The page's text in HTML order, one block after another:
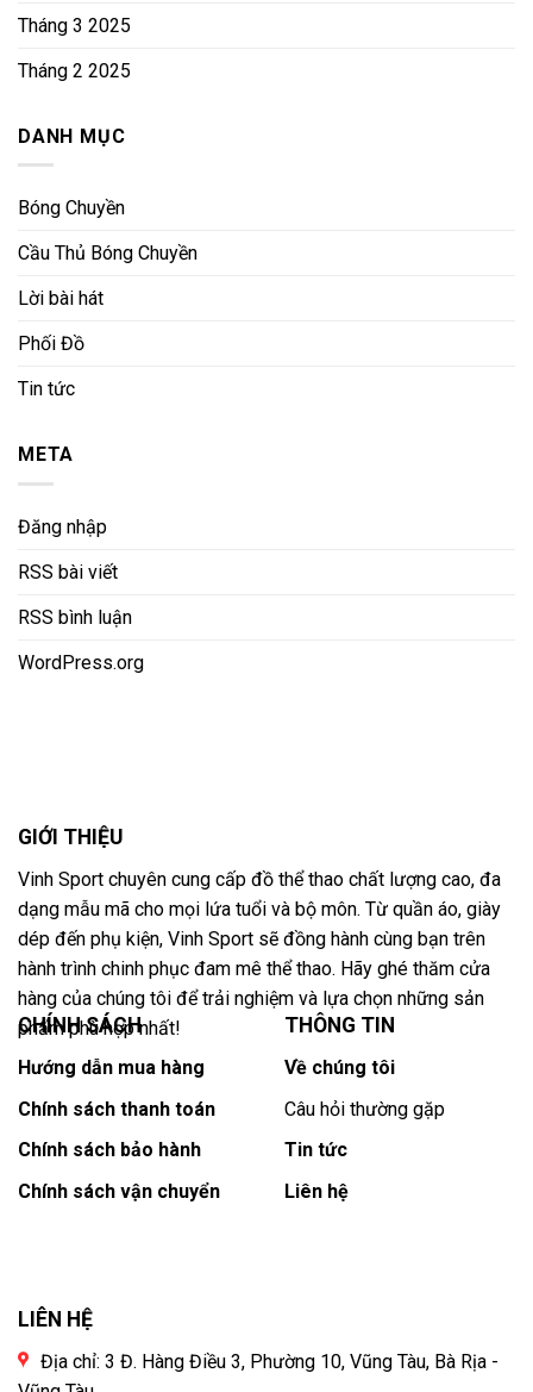
Tháng 3 2025
Tháng 2 2025
DANH MỤC
Bóng Chuyền
Cầu Thủ Bóng Chuyền
Lời bài hát
Phối Đồ
Tin tức
META
Đăng nhập
RSS bài viết
RSS bình luận
WordPress.org
GIỚI THIỆU
Vinh Sport chuyên cung cấp đồ thể thao chất lượng cao, đa
dạng mẫu mã cho mọi lứa tuổi và bộ môn. Từ quần áo, giày
dép đến phụ kiện, Vinh Sport sẽ đồng hành cùng bạn trên
hành trình chinh phục đam mê thể thao. Hãy ghé thăm cửa
hàng của chúng tôi để trải nghiệm và lựa chọn những sản
phẩm phù hợp nhất!
CHÍNH SÁCH
Hướng dẫn mua hàng
Chính sách thanh toán
Chính sách bảo hành
Chính sách vận chuyển
THÔNG TIN
Về chúng tôi
Câu hỏi thường gặp
Tin tức
Liên hệ
LIÊN HỆ
Địa chỉ: 3 Đ. Hàng Điều 3, Phường 10, Vũng Tàu, Bà Rịa -